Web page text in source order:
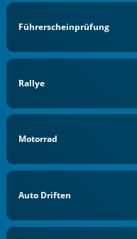
Führerscheinprüfung
Rallye
Motorrad
Auto Driften